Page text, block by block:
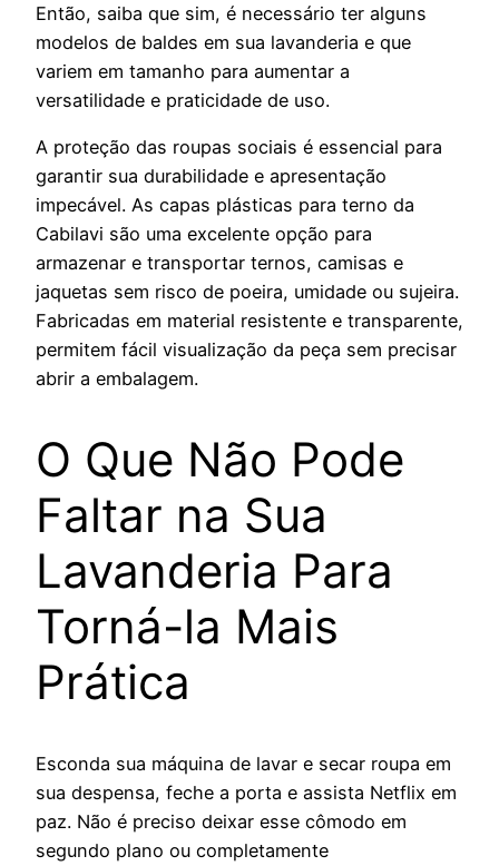
Então, saiba que sim, é necessário ter alguns
modelos de baldes em sua lavanderia e que
variem em tamanho para aumentar a
versatilidade e praticidade de uso.
A proteção das roupas sociais é essencial para
garantir sua durabilidade e apresentação
impecável. As capas plásticas para terno da
Cabilavi são uma excelente opção para
armazenar e transportar ternos, camisas e
jaquetas sem risco de poeira, umidade ou sujeira.
Fabricadas em material resistente e transparente,
permitem fácil visualização da peça sem precisar
abrir a embalagem.
O Que Não Pode
Faltar na Sua
Lavanderia Para
Torná-la Mais
Prática
Esconda sua máquina de lavar e secar roupa em
sua despensa, feche a porta e assista Netflix em
paz. Não é preciso deixar esse cômodo em
segundo plano ou completamente